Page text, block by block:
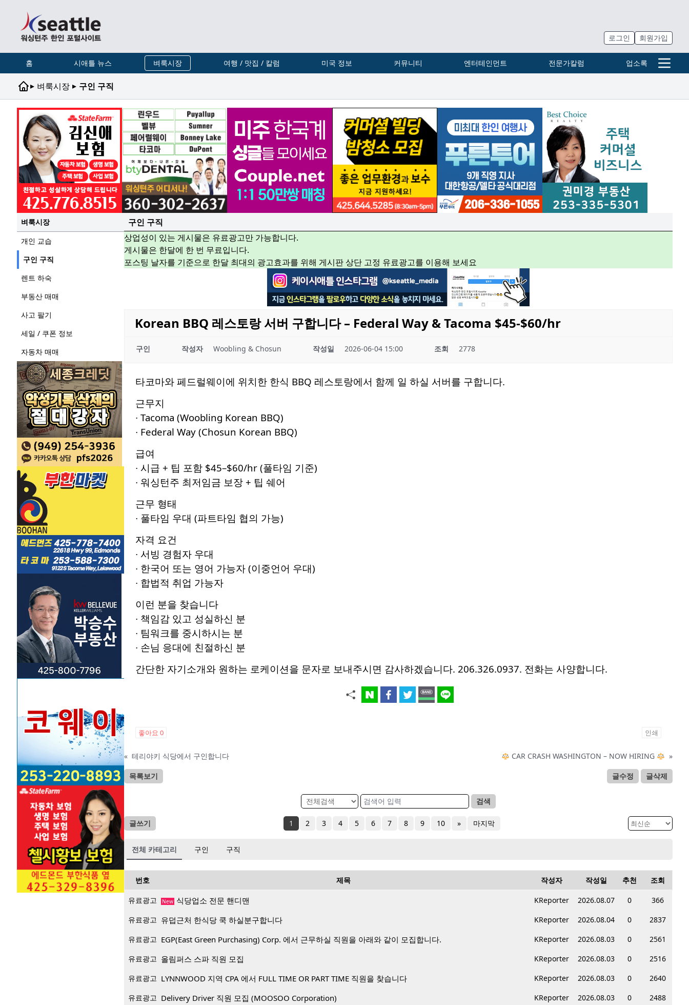
로그인 회원가입
홈 시애틀 뉴스 벼룩시장 여행 / 맛집 / 칼럼 미국 정보 커뮤니티 엔터테인먼트 전문가칼럼 업소록
▸ 벼룩시장 ▸ 구인 구직
벼룩시장
개인 교습
구인 구직
렌트 하숙
부동산 매매
사고 팔기
세일 / 쿠폰 정보
자동차 매매
구인 구직
상업성이 있는 게시물은 유료광고만 가능합니다.
게시물은 한달에 한 번 무료입니다.
포스팅 날자를 기준으로 한달 최대의 광고효과를 위해 게시판 상단 고정 유료광고를 이용해 보세요
Korean BBQ 레스토랑 서버 구합니다 – Federal Way & Tacoma $45-$60/hr
구인 작성자 Woobling & Chosun 작성일 2026-06-04 15:00 조회 2778
타코마와 페드럴웨이에 위치한 한식 BBQ 레스토랑에서 함께 일 하실 서버를 구합니다.
근무지
∙ Tacoma (Woobling Korean BBQ)
∙ Federal Way (Chosun Korean BBQ)
급여
∙ 시급 + 팁 포함 $45–$60/hr (풀타임 기준)
∙ 워싱턴주 최저임금 보장 + 팁 쉐어
근무 형태
∙ 풀타임 우대 (파트타임 협의 가능)
자격 요건
∙ 서빙 경험자 우대
∙ 한국어 또는 영어 가능자 (이중언어 우대)
∙ 합법적 취업 가능자
이런 분을 찾습니다
∙ 책임감 있고 성실하신 분
∙ 팀워크를 중시하시는 분
∙ 손님 응대에 친절하신 분
간단한 자기소개와 원하는 로케이션을 문자로 보내주시면 감사하겠습니다. 206.326.0937. 전화는 사양합니다.
좋아요 0 인쇄
« 테리야키 식당에서 구인합니다 CAR CRASH WASHINGTON – NOW HIRING »
목록보기 글수정 글삭제
검색
글쓰기 1 2 3 4 5 6 7 8 9 10 » 마지막
전체 카테고리 구인 구직
번호 제목 작성자 작성일 추천 조회
유료광고 New 식당업소 전문 핸디맨 KReporter 2026.08.07 0
366
유료광고 유덥근처 한식당 쿡 하실분구합니다 KReporter 2026.08.04 0
2837
유료광고 EGP(East Green Purchasing) Corp. 에서 근무하실 직원을 아래와 같이 모집합니다. KReporter 2026.08.03 0
2561
유료광고 올림퍼스 스파 직원 모집 KReporter 2026.08.03 0
2516
유료광고 LYNNWOOD 지역 CPA 에서 FULL TIME OR PART TIME 직원을 찾습니다 KReporter 2026.08.03 0
2640
유료광고 Delivery Driver 직원 모집 (MOOSOO Corporation) KReporter 2026.08.03 0
2488